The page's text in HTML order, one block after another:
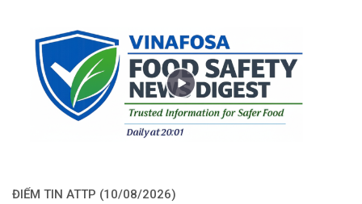
ĐIỂM TIN ATTP (10/08/2026)